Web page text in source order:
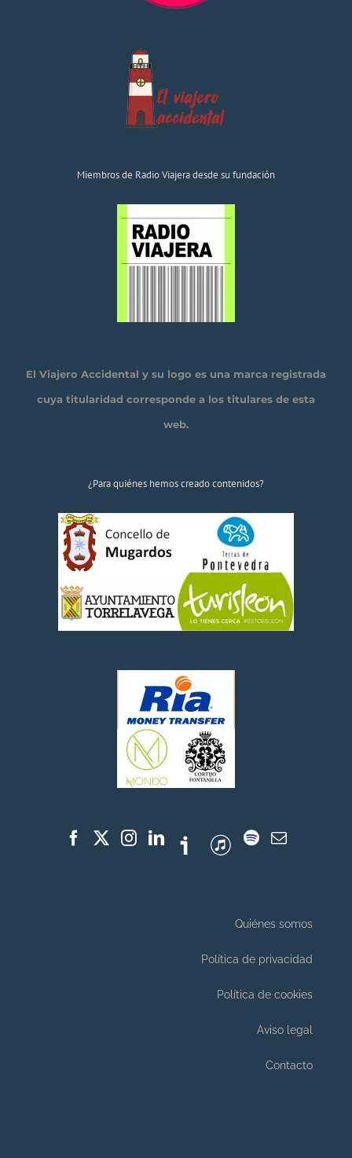
Miembros de Radio Viajera desde su fundación
El Viajero Accidental y su logo es una marca registrada
cuya titularidad corresponde a los titulares de esta
web.
¿Para quiénes hemos creado contenidos?
Quiénes somos
Política de privacidad
Política de cookies
Aviso legal
Contacto